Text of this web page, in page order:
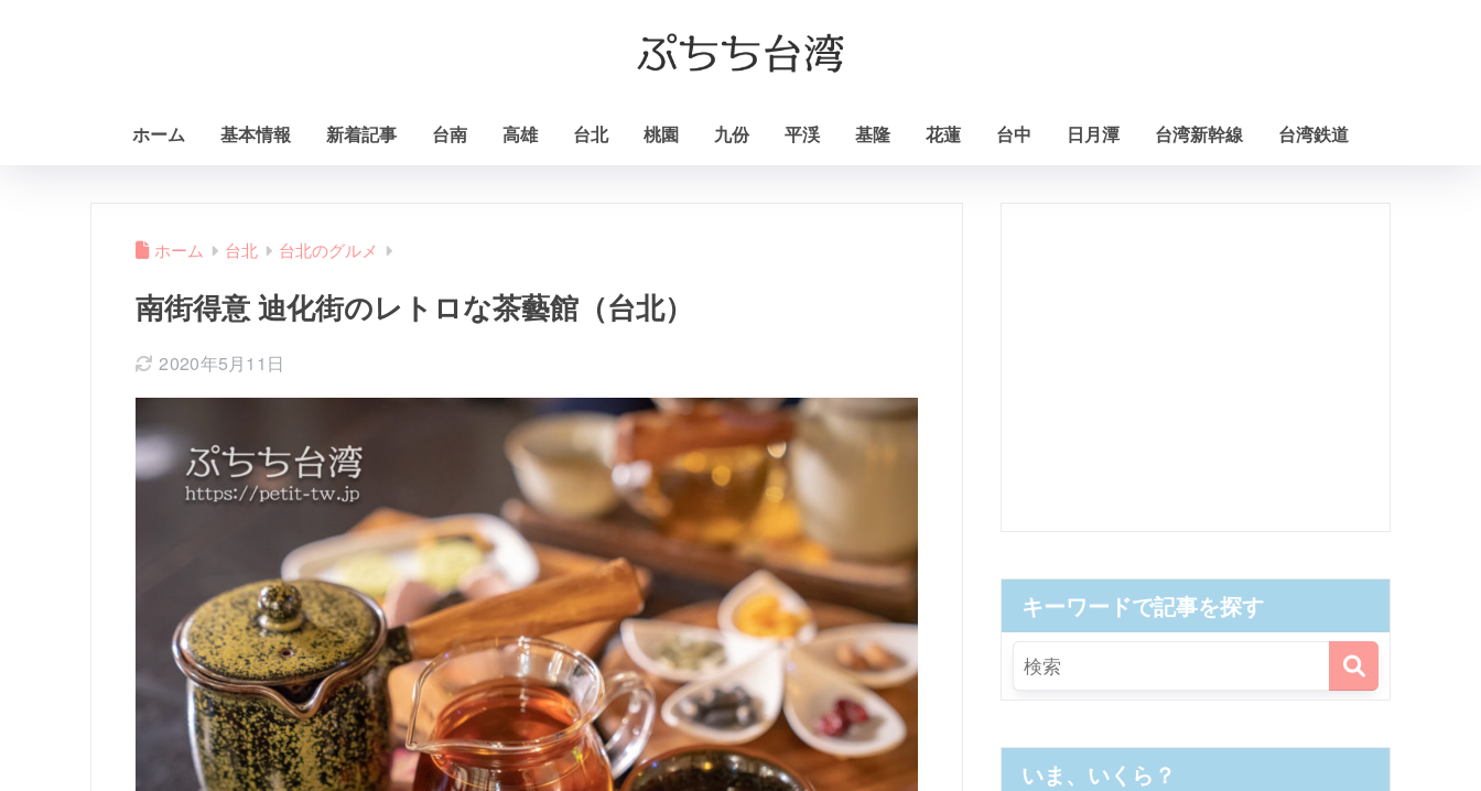
ホーム 基本情報 新着記事 台南 高雄 台北 桃園 九份 平渓 基隆 花蓮 台中 日月潭 台湾新幹線 台湾鉄道
ホーム 台北 台北のグルメ
南街得意 迪化街のレトロな茶藝館（台北）
2020年5月11日
キーワードで記事を探す
いま、いくら？